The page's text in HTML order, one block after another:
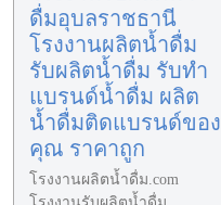
ดื่มอุบลราชธานี
โรงงานผลิตน้ำดื่ม
รับผลิตน้ำดื่ม รับทำ
แบรนด์น้ำดื่ม ผลิต
น้ำดื่มติดแบรนด์ของ
คุณ ราคาถูก
โรงงานผลิตน้ำดื่ม.com